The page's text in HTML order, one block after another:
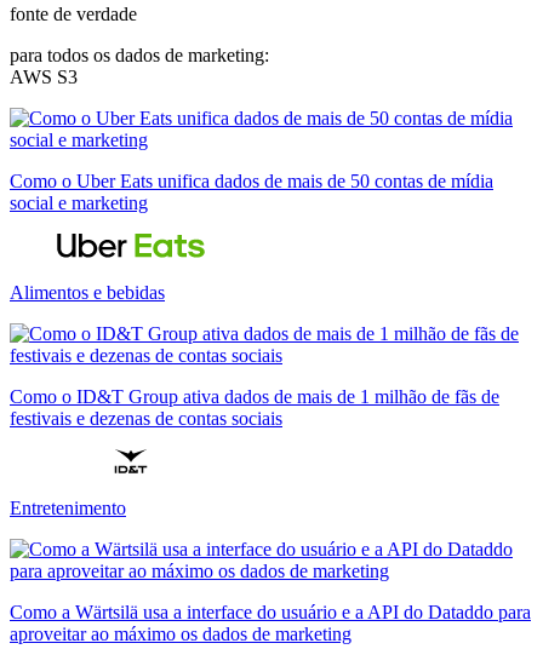
fonte de verdade
para todos os dados de marketing:
AWS S3
Como o Uber Eats unifica dados de mais de 50 contas de mídia
social e marketing
Alimentos e bebidas
Como o ID&T Group ativa dados de mais de 1 milhão de fãs de
festivais e dezenas de contas sociais
Entretenimento
Como a Wärtsilä usa a interface do usuário e a API do Dataddo para
aproveitar ao máximo os dados de marketing